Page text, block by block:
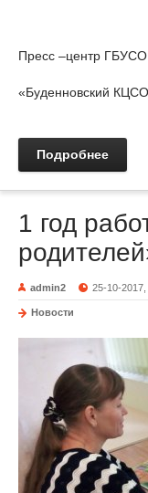
Пресс –центр ГБУСО
«Буденновский
Подробнее
1 год
admin2 25-10-2017,
Новости